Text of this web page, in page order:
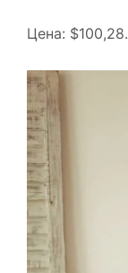
Цена: $100,28.